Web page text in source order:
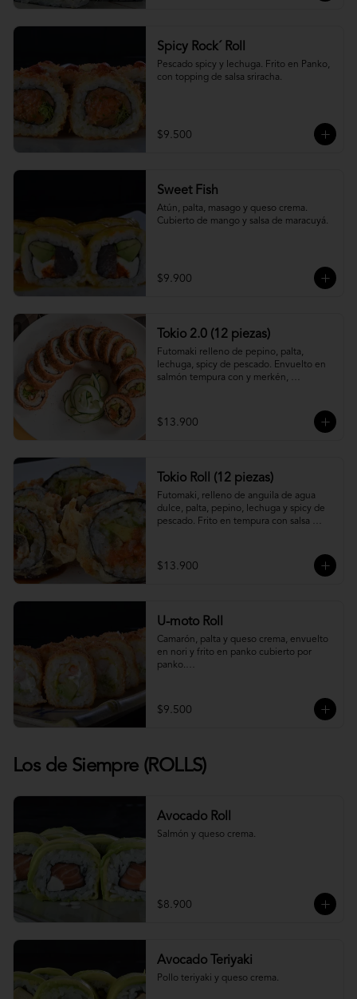
Spicy Rock´ Roll
Pescado spicy y lechuga. Frito en Panko,
con topping de salsa sriracha.
$9.500
Sweet Fish
Atún, palta, masago y queso crema.
Cubierto de mango y salsa de maracuyá.
$9.900
Tokio 2.0 (12 piezas)
Futomaki relleno de pepino, palta,
lechuga, spicy de pescado. Envuelto en
salmón tempura con y merkén,
$13.900
Tokio Roll (12 piezas)
Futomaki, relleno de anguila de agua
dulce, palta, pepino, lechuga y spicy de
pescado. Frito en tempura con salsa
$13.900
U-moto Roll
Camarón, palta y queso crema, envuelto
en nori y frito en panko cubierto por
panko.
$9.500
Los de Siempre (ROLLS)
Avocado Roll
Salmón y queso crema.
$8.900
Avocado Teriyaki
Pollo teriyaki y queso crema.